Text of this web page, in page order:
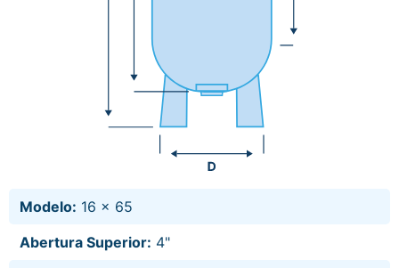
Modelo: 16 x 65
Abertura Superior: 4"